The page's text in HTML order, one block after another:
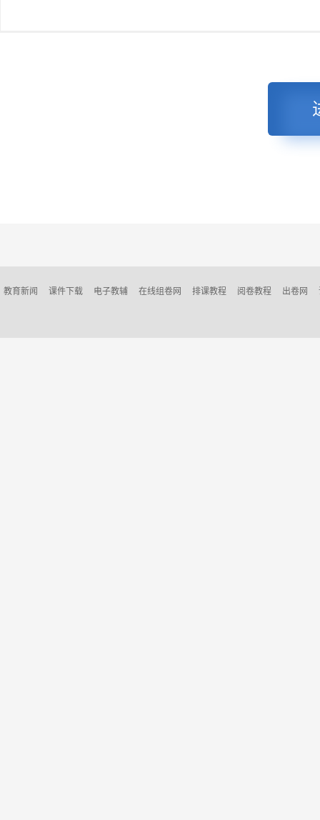
教育新闻 课件下载 电子教辅 在线组卷网 排课教程 阅卷教程 出卷网